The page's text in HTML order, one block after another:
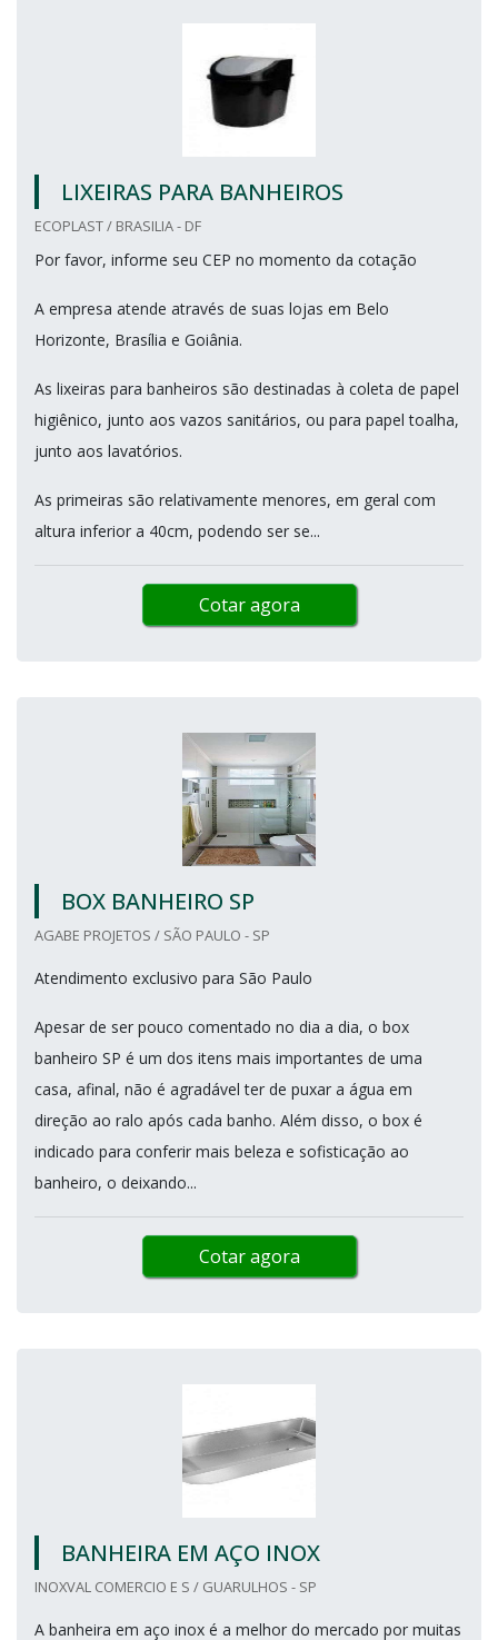
LIXEIRAS PARA BANHEIROS
ECOPLAST / BRASILIA - DF
Por favor, informe seu CEP no momento da cotação
A empresa atende através de suas lojas em Belo
Horizonte, Brasília e Goiânia.
As lixeiras para banheiros são destinadas à coleta de papel
higiênico, junto aos vazos sanitários, ou para papel toalha,
junto aos lavatórios.
As primeiras são relativamente menores, em geral com
altura inferior a 40cm, podendo ser se...
Cotar agora
BOX BANHEIRO SP
AGABE PROJETOS / SÃO PAULO - SP
Atendimento exclusivo para São Paulo
Apesar de ser pouco comentado no dia a dia, o box
banheiro SP é um dos itens mais importantes de uma
casa, afinal, não é agradável ter de puxar a água em
direção ao ralo após cada banho. Além disso, o box é
indicado para conferir mais beleza e sofisticação ao
banheiro, o deixando...
Cotar agora
BANHEIRA EM AÇO INOX
INOXVAL COMERCIO E S / GUARULHOS - SP
A banheira em aço inox é a melhor do mercado por muitas